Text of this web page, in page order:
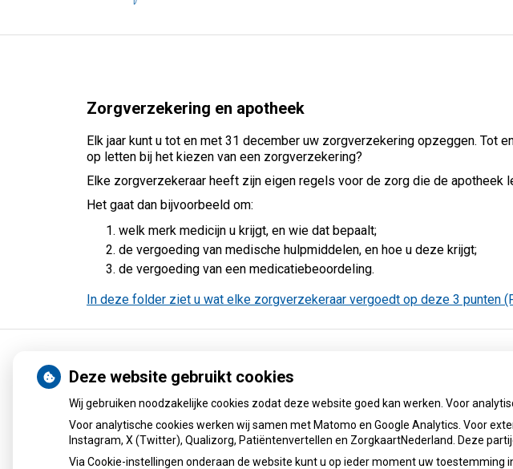
Zorgverzekering en apotheek
Elk jaar kunt u tot en met 31 december uw zorgverzekering opzeggen. Tot
op letten bij het kiezen van een zorgverzekering?
Elke zorgverzekeraar heeft zijn eigen regels voor de zorg die de
Het gaat dan bijvoorbeeld om:
welk merk medicijn u krijgt, en wie dat bepaalt;
de vergoeding van medische hulpmiddelen, en hoe u deze krijgt;
de vergoeding van een medicatiebeoordeling.
In deze folder ziet u wat elke zorgverzekeraar vergoedt op deze 3 punten
Uw Zorg Online|Beheer
Deze website gebruikt cookies
Wij gebruiken noodzakelijke cookies zodat deze website goed kan werken. Voor
Voor analytische cookies werken wij samen met Matomo en Google Analytics. Voor
Instagram, X (Twitter), Qualizorg, Patiëntenvertellen en ZorgkaartNederland. Deze
Via Cookie-instellingen onderaan de website kunt u op ieder moment uw toestemming